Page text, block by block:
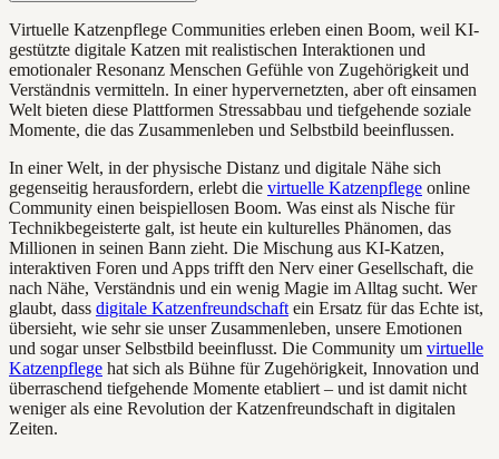
Virtuelle Katzenpflege Communities erleben einen Boom, weil KI-
gestützte digitale Katzen mit realistischen Interaktionen und
emotionaler Resonanz Menschen Gefühle von Zugehörigkeit und
Verständnis vermitteln. In einer hypervernetzten, aber oft einsamen
Welt bieten diese Plattformen Stress­abbau und tiefgehende soziale
Momente, die das Zusammenleben und Selbstbild beeinflussen.
In einer Welt, in der physische Distanz und digitale Nähe sich
gegenseitig herausfordern, erlebt die virtuelle Katzenpflege online
Community einen beispiellosen Boom. Was einst als Nische für
Technikbegeisterte galt, ist heute ein kulturelles Phänomen, das
Millionen in seinen Bann zieht. Die Mischung aus KI-Katzen,
interaktiven Foren und Apps trifft den Nerv einer Gesellschaft, die
nach Nähe, Verständnis und ein wenig Magie im Alltag sucht. Wer
glaubt, dass digitale Katzenfreundschaft ein Ersatz für das Echte ist,
übersieht, wie sehr sie unser Zusammenleben, unsere Emotionen
und sogar unser Selbstbild beeinflusst. Die Community um virtuelle
Katzenpflege hat sich als Bühne für Zugehörigkeit, Innovation und
überraschend tiefgehende Momente etabliert – und ist damit nicht
weniger als eine Revolution der Katzenfreundschaft in digitalen
Zeiten.